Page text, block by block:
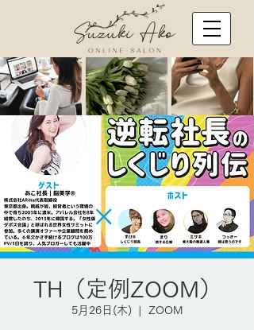
TH（定例ZOOM）
5月26日(木) ZOOM